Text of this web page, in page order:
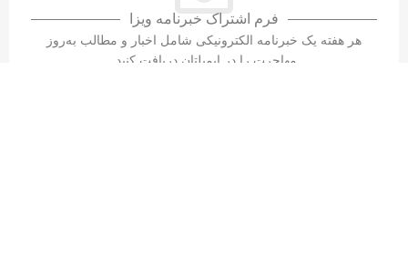
فرم اشتراک خبرنامه ویزا
هر هفته یک خبرنامه الکترونیکی شامل اخبار و مطالب به‌روز
مهاجرت را در ایمیلتان دریافت کنید.